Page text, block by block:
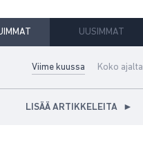
UUSIMMAT
Viime kuussa Koko ajalta
LISÄÄ ARTIKKELEITA ►